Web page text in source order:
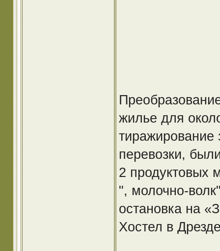
жилье для
перевозки,
2 продуктовых
", молочно-
остановка на
Хостел в